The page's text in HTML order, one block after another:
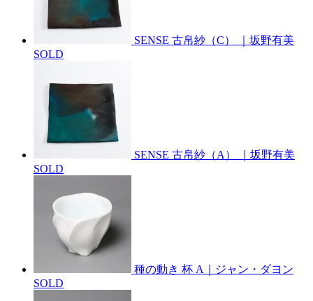
SENSE 古帛紗（C） ｜坂野有美
SOLD
SENSE 古帛紗（A） ｜坂野有美
SOLD
種の動き 杯 A｜ジャン・ダヨン
SOLD